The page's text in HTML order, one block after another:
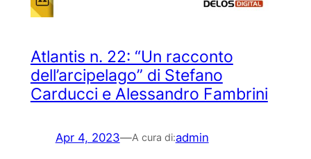
Atlantis n. 22: “Un racconto
dell’arcipelago” di Stefano
Carducci e Alessandro Fambrini
Apr 4, 2023—A cura di:admin